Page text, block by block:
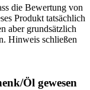
die Bewertung von
Produkt tatsächlich
aber grundsätzlich
Hinweis schließen
Öl gewesen